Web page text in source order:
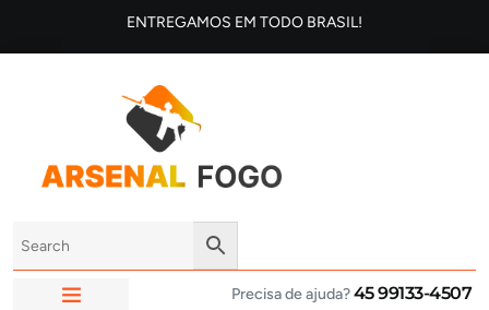
ENTREGAMOS EM TODO BRASIL!
Precisa de ajuda?45 99133-4507